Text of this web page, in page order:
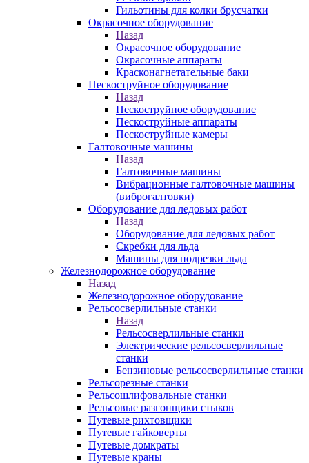
Гильотины для колки брусчатки
Окрасочное оборудование
Назад
Окрасочное оборудование
Окрасочные аппараты
Красконагнетательные баки
Пескоструйное оборудование
Назад
Пескоструйное оборудование
Пескоструйные аппараты
Пескоструйные камеры
Галтовочные машины
Назад
Галтовочные машины
Вибрационные галтовочные машины
(виброгалтовки)
Оборудование для ледовых работ
Назад
Оборудование для ледовых работ
Скребки для льда
Машины для подрезки льда
Железнодорожное оборудование
Назад
Железнодорожное оборудование
Рельсосверлильные станки
Назад
Рельсосверлильные станки
Электрические рельсосверлильные
станки
Бензиновые рельсосверлильные станки
Рельсорезные станки
Рельсошлифовальные станки
Рельсовые разгонщики стыков
Путевые рихтовщики
Путевые гайковерты
Путевые домкраты
Путевые краны